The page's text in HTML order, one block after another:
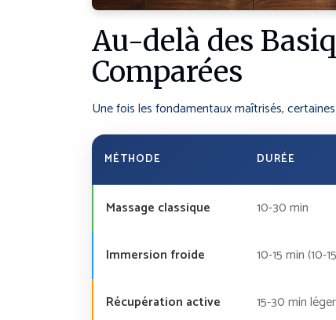
Au-delà des
Comparées
Une fois les fondamentaux maîtrisés,
MÉTHODE DURÉE
Massage classique 10-30 min
Immersion froide 10-15 min (10-
Récupération active 15-30 min léger